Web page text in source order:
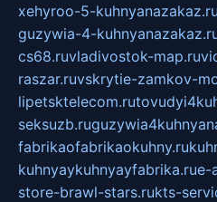
xehyroo-5-kuhnyanazakaz.ru
guzywia-4-
cs68.ruvladivostok-map.ru
raszar.ruvskrytie-zamkov-
lipetsktelecom.ru
seksuzb.ru
fabrikaofabrikaokuhny.ru
kuhnyaykuhnyayfabrika.rue-
store-brawl-stars.rukts-